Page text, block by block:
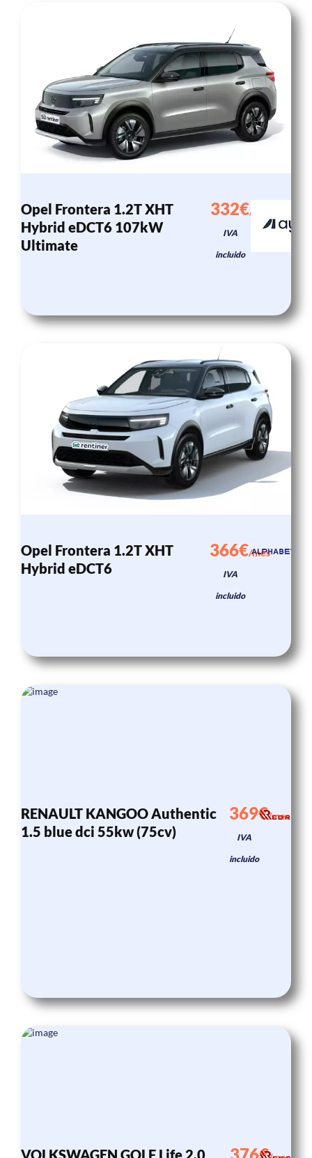
Opel Frontera 1.2T XHT
Hybrid eDCT6 107kW
Ultimate
332€/mes
IVA
incluido
Opel Frontera 1.2T XHT
Hybrid eDCT6
366€/mes
IVA
incluido
RENAULT KANGOO Authentic
1.5 blue dci 55kw (75cv)
369€/mes
IVA
incluido
VOLKSWAGEN GOLF Life 2.0 376€